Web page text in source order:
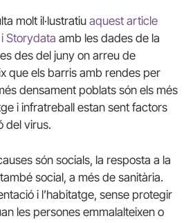
molt il·lustratiu aquest article
Storydata amb les dades de la
des del juny on arreu de
que els barris amb rendes per
densament poblats són els més
i infratreball estan sent factors
del virus.
són socials, la resposta a la
social, a més de sanitària.
i l’habitatge, sense protegir
les persones emmalalteixen o